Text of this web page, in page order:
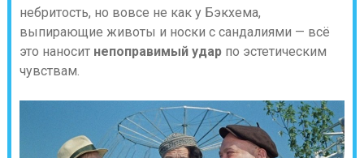
небритость, но вовсе не как у Бэкхема,
выпирающие животы и носки с сандалиями — всё
это наносит непоправимый ударпо эстетическим
чувствам.